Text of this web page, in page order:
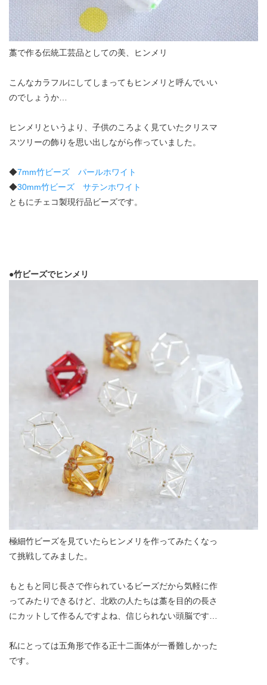
藁で作る伝統工芸品としての美、ヒンメリ
こんなカラフルにしてしまってもヒンメリと呼んでいい
のでしょうか…
ヒンメリというより、子供のころよく見ていたクリスマ
スツリーの飾りを思い出しながら作っていました。
◆7mm竹ビーズ パールホワイト
◆30mm竹ビーズ サテンホワイト
ともにチェコ製現行品ビーズです。
●竹ビーズでヒンメリ
極細竹ビーズを見ていたらヒンメリを作ってみたくなっ
て挑戦してみました。
もともと同じ長さで作られているビーズだから気軽に作
ってみたりできるけど、北欧の人たちは藁を目的の長さ
にカットして作るんですよね、信じられない頭脳です…
私にとっては五角形で作る正十二面体が一番難しかった
です。